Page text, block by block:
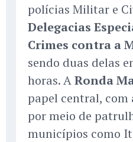
polícias Militar e
Delegacias
Crimes contra a
sendo duas delas
horas. ARonda
papel central,
por meio de
municípios como